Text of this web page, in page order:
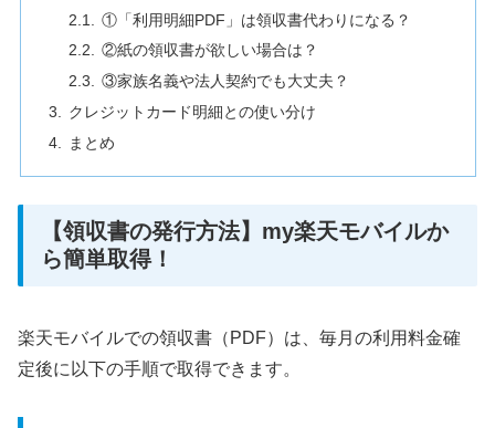
①「利用明細PDF」は領収書代わりになる？
②紙の領収書が欲しい場合は？
③家族名義や法人契約でも大丈夫？
クレジットカード明細との使い分け
まとめ
【領収書の発行方法】my楽天モバイルか
ら簡単取得！
楽天モバイルでの領収書（PDF）は、毎月の利用料金確
定後に以下の手順で取得できます。